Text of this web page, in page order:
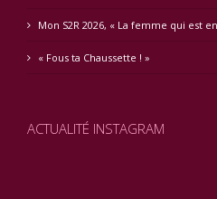
Mon S2R 2026, « La femme qui est
« Fous ta Chaussette ! »
ACTUALITÉ INSTAGRAM